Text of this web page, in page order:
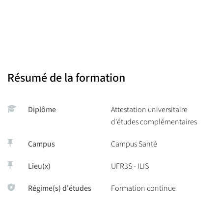
Résumé de la formation
Diplôme
Attestation universitaire
d'études complémentaires
Campus Campus Santé
Lieu(x) UFR3S - ILIS
Régime(s) d'études Formation continue